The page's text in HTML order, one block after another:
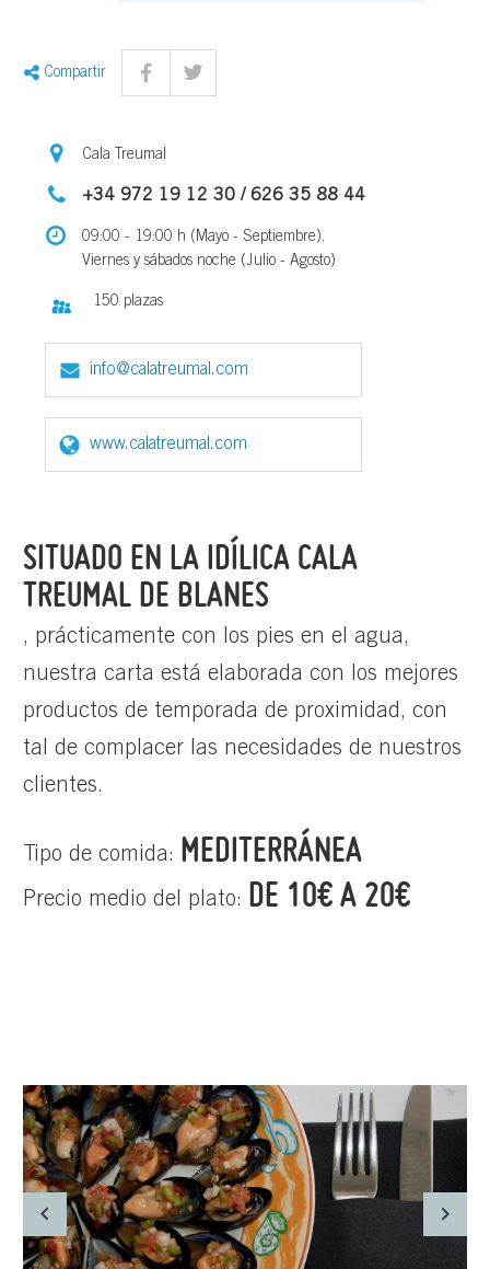
Compartir
SITUADO EN LA IDÍLICA CALA
TREUMAL DE BLANES
, prácticamente con los pies en el agua,
nuestra carta está elaborada con los mejores
productos de temporada de proximidad, con
tal de complacer las necesidades de nuestros
clientes.
Tipo de comida: MEDITERRÁNEA
Precio medio del plato: DE 10€ A 20€
Cala Treumal
+34 972 19 12 30 / 626 35 88 44
09:00 - 19:00 h (Mayo - Septiembre).
Viernes y sábados noche (Julio - Agosto)
150 plazas
info@calatreumal.com
www.calatreumal.com